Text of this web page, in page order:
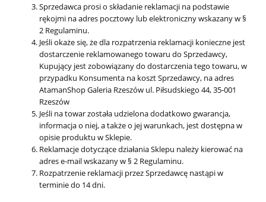
Sprzedawca prosi o składanie reklamacji na podstawie
rękojmi na adres pocztowy lub elektroniczny wskazany w §
2 Regulaminu.
Jeśli okaże się, że dla rozpatrzenia reklamacji konieczne jest
dostarczenie reklamowanego towaru do Sprzedawcy,
Kupujący jest zobowiązany do dostarczenia tego towaru, w
przypadku Konsumenta na koszt Sprzedawcy, na adres
AtamanShop Galeria Rzeszów ul. Piłsudskiego 44, 35-001
Rzeszów
Jeśli na towar została udzielona dodatkowo gwarancja,
informacja o niej, a także o jej warunkach, jest dostępna w
opisie produktu w Sklepie.
Reklamacje dotyczące działania Sklepu należy kierować na
adres e-mail wskazany w § 2 Regulaminu.
Rozpatrzenie reklamacji przez Sprzedawcę nastąpi w
terminie do 14 dni.